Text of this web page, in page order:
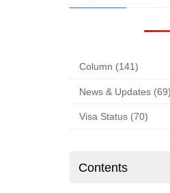
Column (141)
News & Updates (69)
Visa Status (70)
Contents